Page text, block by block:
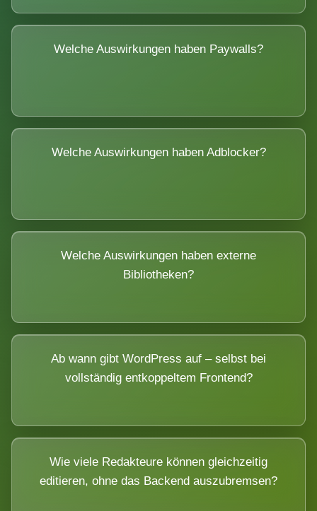
Welche Auswirkungen haben Paywalls?
Welche Auswirkungen haben Adblocker?
Welche Auswirkungen haben externe
Bibliotheken?
Ab wann gibt WordPress auf – selbst bei
vollständig entkoppeltem Frontend?
Wie viele Redakteure können gleichzeitig
editieren, ohne das Backend auszubremsen?